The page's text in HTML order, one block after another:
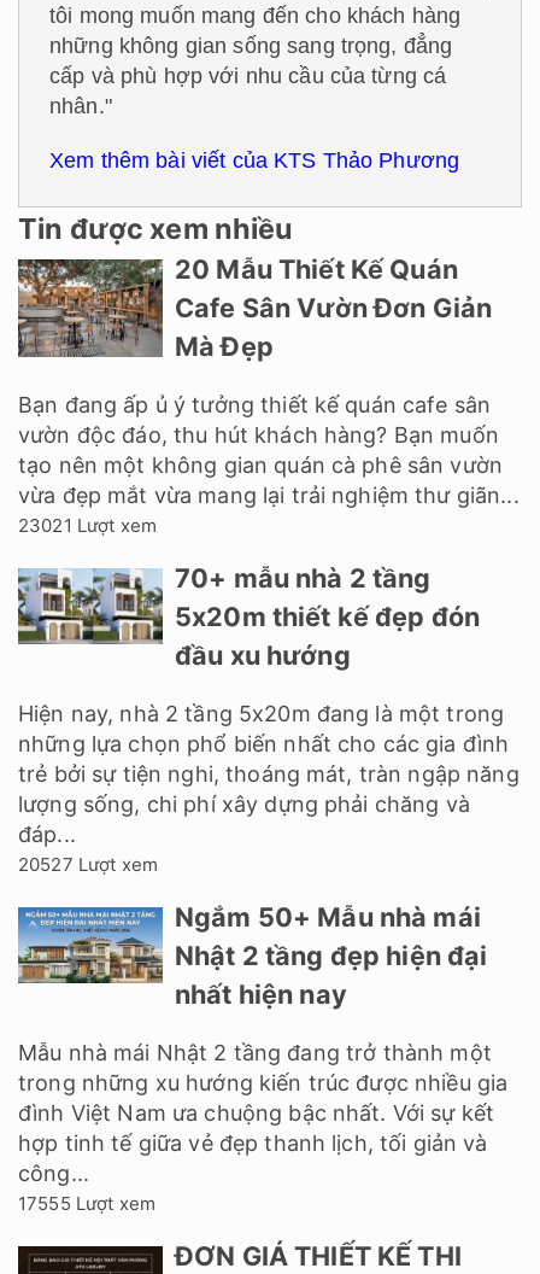
tôi mong muốn mang đến cho khách hàng
những không gian sống sang trọng, đẳng
cấp và phù hợp với nhu cầu của từng cá
nhân."
Xem thêm bài viết của KTS Thảo Phương
Tin được xem nhiều
20 Mẫu Thiết Kế Quán
Cafe Sân Vườn Đơn Giản
Mà Đẹp
Bạn đang ấp ủ ý tưởng thiết kế quán cafe sân
vườn độc đáo, thu hút khách hàng? Bạn muốn
tạo nên một không gian quán cà phê sân vườn
vừa đẹp mắt vừa mang lại trải nghiệm thư giãn...
23021 Lượt xem
70+ mẫu nhà 2 tầng
5x20m thiết kế đẹp đón
đầu xu hướng
Hiện nay, nhà 2 tầng 5x20m đang là một trong
những lựa chọn phổ biến nhất cho các gia đình
trẻ bởi sự tiện nghi, thoáng mát, tràn ngập năng
lượng sống, chi phí xây dựng phải chăng và
đáp...
20527 Lượt xem
Ngắm 50+ Mẫu nhà mái
Nhật 2 tầng đẹp hiện đại
nhất hiện nay
Mẫu nhà mái Nhật 2 tầng đang trở thành một
trong những xu hướng kiến trúc được nhiều gia
đình Việt Nam ưa chuộng bậc nhất. Với sự kết
hợp tinh tế giữa vẻ đẹp thanh lịch, tối giản và
công...
17555 Lượt xem
ĐƠN GIÁ THIẾT KẾ THI